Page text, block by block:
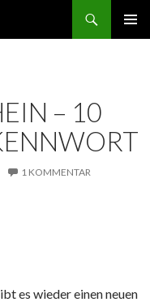
– 10
1 KOMMENTAR
es wieder einen neuen